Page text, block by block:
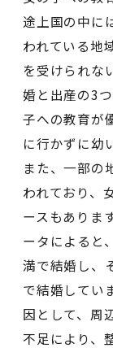
途上国の中に
われている地
を受けられな
婚と出産の3
子への教育が
に行かずに幼
また、一部の
われており、
ースもありま
ータによると
満で結婚し、
で結婚してい
因として、周
不足により、